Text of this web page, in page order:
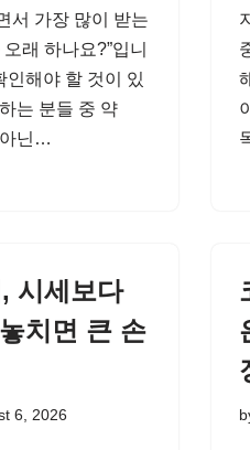
서 가장 많이 받는
래 하나요?”입니
인해야 할 것이 있
는 분들 중 약
닌…
시세보다
치면 큰 손
6, 2026